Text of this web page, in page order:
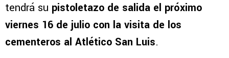
tendrá su pistoletazo de salida el próximo
viernes 16 de julio con la visita de los
cementeros al Atlético San Luis.